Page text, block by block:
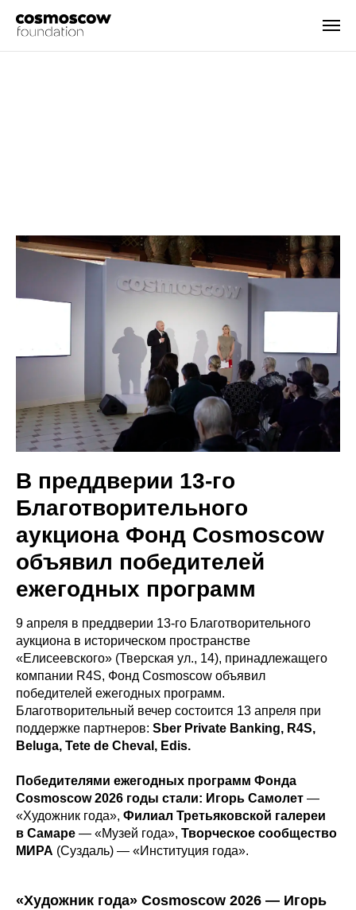
В преддверии 13-го
Благотворительного
аукциона Фонд Cosmoscow
объявил победителей
ежегодных программ
9 апреля в преддверии 13-го Благотворительного
аукциона в историческом пространстве
«Елисеевского» (Тверская ул., 14), принадлежащего
компании R4S, Фонд Cosmoscow объявил
победителей ежегодных программ.
Благотворительный вечер состоится 13 апреля при
поддержке партнеров: Sber Private Banking, R4S,
Belugа, Tete de Cheval, Edis.
Победителями ежегодных программ Фонда
Cosmoscow 2026 годы стали: Игорь Самолет —
«Художник года», Филиал Третьяковской галереи
в Самаре — «Музей года», Творческое сообщество
МИРА (Суздаль) — «Институция года».
«Художник года» Cosmoscow 2026 — Игорь